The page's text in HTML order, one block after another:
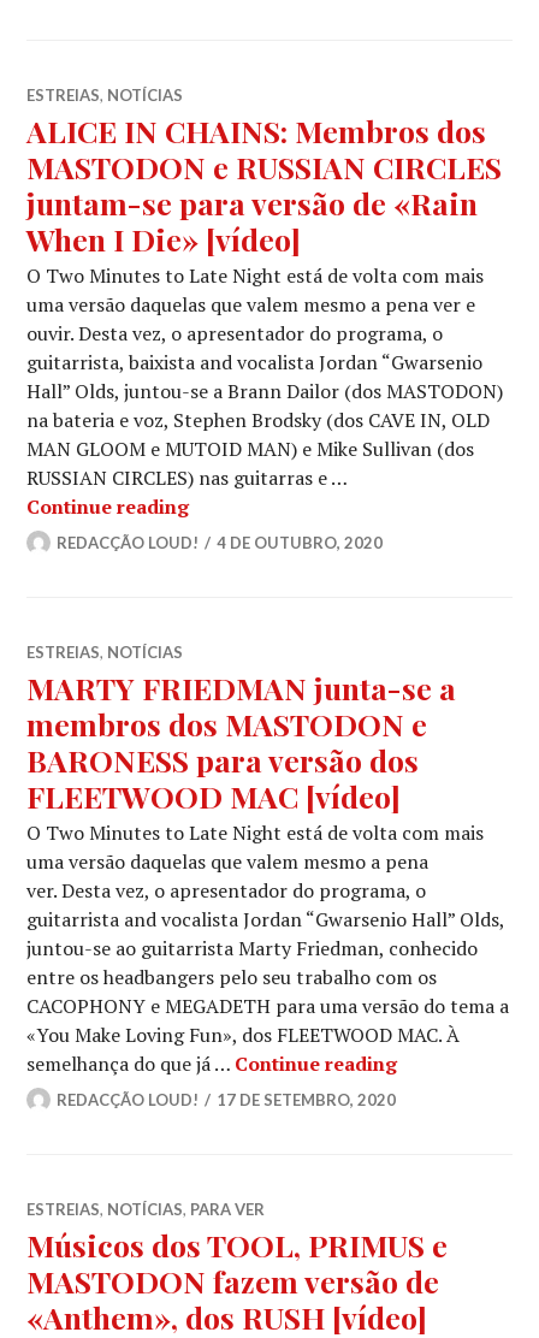
ESTREIAS, NOTÍCIAS
ALICE IN CHAINS: Membros dos
MASTODON e RUSSIAN CIRCLES
juntam-se para versão de «Rain
When I Die» [vídeo]
O Two Minutes to Late Night está de volta com mais
uma versão daquelas que valem mesmo a pena ver e
ouvir. Desta vez, o apresentador do programa, o
guitarrista, baixista and vocalista Jordan “Gwarsenio
Hall” Olds, juntou-se a Brann Dailor (dos MASTODON)
na bateria e voz, Stephen Brodsky (dos CAVE IN, OLD
MAN GLOOM e MUTOID MAN) e Mike Sullivan (dos
RUSSIAN CIRCLES) nas guitarras e …
Continue readingALICE IN CHAINS: Membros dos
REDACÇÃO LOUD! 4 DE OUTUBRO, 2020
ESTREIAS, NOTÍCIAS
MARTY FRIEDMAN junta-se a
membros dos MASTODON e
BARONESS para versão dos
FLEETWOOD MAC [vídeo]
O Two Minutes to Late Night está de volta com mais
uma versão daquelas que valem mesmo a pena
ver. Desta vez, o apresentador do programa, o
guitarrista and vocalista Jordan “Gwarsenio Hall” Olds,
juntou-se ao guitarrista Marty Friedman, conhecido
entre os headbangers pelo seu trabalho com os
CACOPHONY e MEGADETH para uma versão do tema a
«You Make Loving Fun», dos FLEETWOOD MAC. À
semelhança do que já … Continue readingMARTY
REDACÇÃO LOUD! 17 DE SETEMBRO, 2020
ESTREIAS, NOTÍCIAS, PARA VER
Músicos dos TOOL, PRIMUS e
MASTODON fazem versão de
«Anthem», dos RUSH [vídeo]